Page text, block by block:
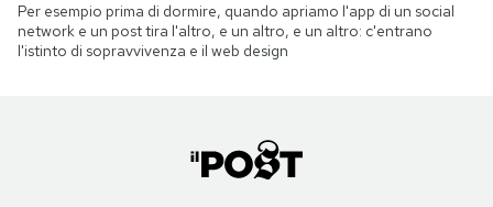
Per esempio prima di dormire, quando apriamo l'app di un social
network e un post tira l'altro, e un altro, e un altro: c'entrano
l'istinto di sopravvivenza e il web design